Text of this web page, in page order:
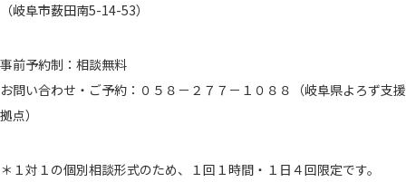
（岐阜市薮田南5-14-53）
事前予約制：相談無料
お問い合わせ・ご予約：０５８－２７７－１０８８（岐阜県よろず支援
拠点）
＊１対１の個別相談形式のため、１回１時間・１日４回限定です。